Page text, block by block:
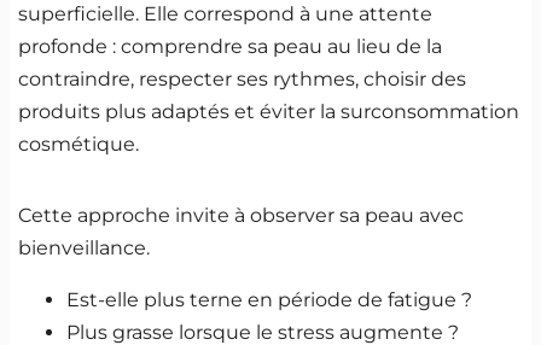
superficielle. Elle correspond à une attente
profonde : comprendre sa peau au lieu de la
contraindre, respecter ses rythmes, choisir des
produits plus adaptés et éviter la surconsommation
cosmétique.
Cette approche invite à observer sa peau avec
bienveillance.
Est-elle plus terne en période de fatigue ?
Plus grasse lorsque le stress augmente ?